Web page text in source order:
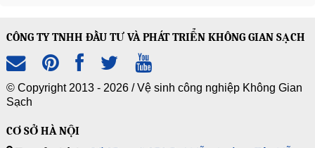
CÔNG TY TNHH ĐẦU TƯ VÀ PHÁT TRIỂN KHÔNG GIAN SẠCH
© Copyright 2013 - 2026 /Vệ sinh công nghiệp Không Gian
Sạch
CƠ SỞ HÀ NỘI